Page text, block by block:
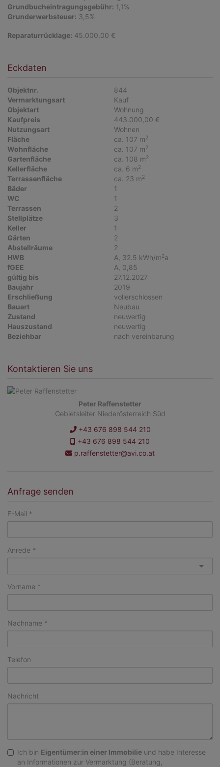
Grundbucheintragungsgebühr: 1,1%
Grunderwerbsteuer: 3,5%
Reparaturrücklage: 45.000,00 €
Eckdaten
Objektnr.
844
Vermarktungsart
Kauf
Objektart
Wohnung
Kaufpreis
443.000,00 €
Nutzungsart
Wohnen
Fläche
ca. 107 m2
Wohnfläche ca. 107 m2
Gartenfläche ca. 108 m2
Kellerfläche ca. 6 m2
Terrassenfläche ca. 23 m2
Bäder
1
WC
1
Terrassen
2
Stellplätze
3
Keller
1
Gärten
2
Abstellräume
2
HWB
A, 32.5 kWh/m2a
fGEE
A, 0,85
gültig bis
27.12.2027
Baujahr
2019
Erschließung
vollerschlossen
Bauart
Neubau
Zustand
neuwertig
Hauszustand
neuwertig
Beziehbar
nach vereinbarung
Kontaktieren Sie uns
Peter Raffenstetter
Gebietsleiter Niederösterreich Süd
+43 676 898 544 210
+43 676 898 544 210
p.raffenstetter@avi.co.at
Anfrage senden
E-Mail
Anrede
Vorname
Nachname
Telefon
Nachricht
Ich bin Eigentümer:in einer Immobilie und habe Interesse
an Informationen zur Vermarktung (Beratung,